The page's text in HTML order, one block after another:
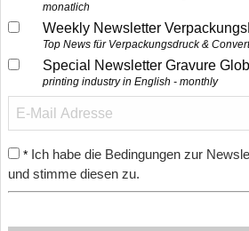
monatlich
Weekly Newsletter
Top News für Verpackungsdruck &
Special Newsletter Gravure
printing industry in English - monthly
* Ich habe die Bedingungen zur
und stimme diesen zu.